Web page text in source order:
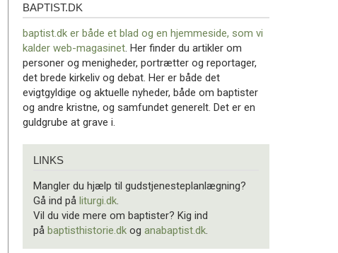
baptist.dk
BAPTIST.DK
baptist.dk er både et blad og en hjemmeside, som vi
kalder web-magasinet . Her finder du artikler om
personer og menigheder, portrætter og reportager,
det brede kirkeliv og debat. Her er både det
evigtgyldige og aktuelle nyheder, både om baptister
og andre kristne, og samfundet generelt. Det er en
guldgrube at grave i.
LINKS
Mangler du hjælp til gudstjenesteplanlægning?
Gå ind på liturgi.dk
Vil du vide mere om baptister? Kig ind
på baptisthistorie.dk og anabaptist.dk